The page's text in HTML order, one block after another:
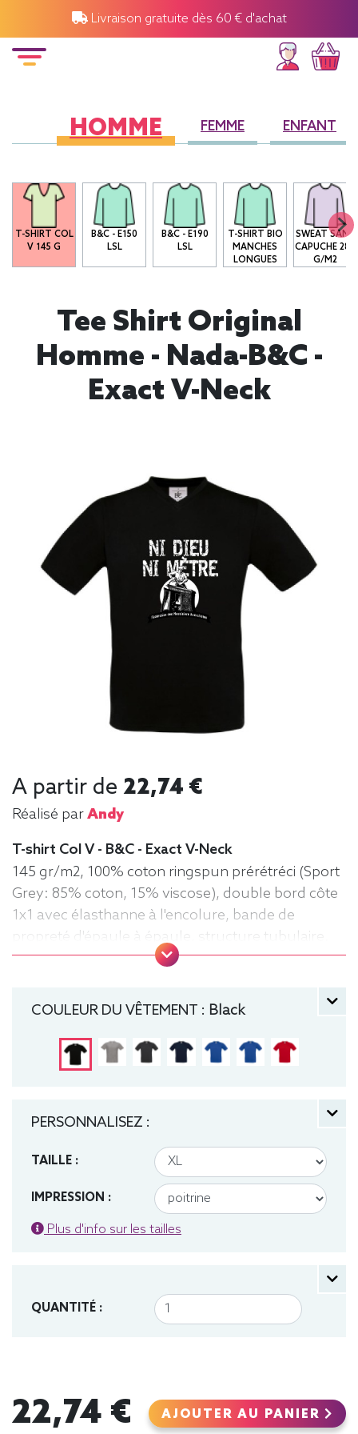
Livraison gratuite dès 60 € d'achat
HOMME FEMME ENFANT
T-SHIRT COL
V 145 G
B&C - E150
LSL
B&C - E190
LSL
T-SHIRT BIO
MANCHES
LONGUES
SWEAT SANS
CAPUCHE 280
G/M2
Tee Shirt Original
Homme - Nada-B&C -
Exact V-Neck
A partir de 22,74 €
Réalisé parAndy
T-shirt Col V - B&C - Exact V-Neck
145 gr/m2, 100% coton ringspun prérétréci (Sport
Grey: 85% coton, 15% viscose), double bord côte
1x1 avec élasthanne à l'encolure, bande de
propreté d'épaule à épaule, structure tubulaire.
B&C, Col V, Homme, Léger, manche courte, Tee-
COULEUR DU VÊTEMENT : Black
PERSONNALISEZ :
TAILLE :
IMPRESSION :
Plus d'info sur les tailles
QUANTITÉ :
22,74 € AJOUTER AU PANIER